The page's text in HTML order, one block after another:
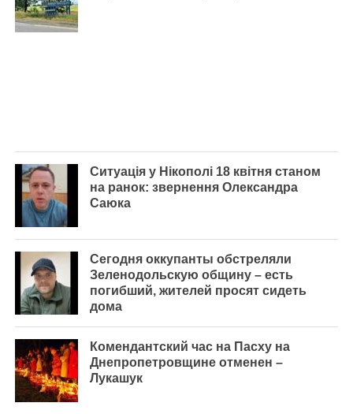
Ситуація у Нікополі 18 квітня станом
на ранок: звернення Олександра
Саюка
Сегодня оккупанты обстреляли
Зеленодольскую общину – есть
погибший, жителей просят сидеть
дома
Комендантский час на Пасху на
Днепропетровщине отменен –
Лукашук